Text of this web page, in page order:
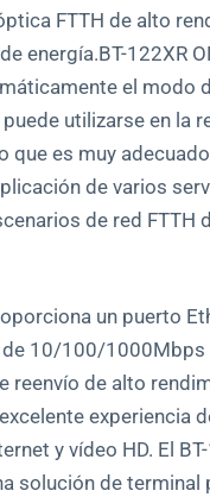
FTTH de alto
energía.BT-122XR
el modo
utilizarse en la
que es muy
de varios
de red FTTH
un puerto
10/100/1000Mbps
reenvío de alto
experiencia
y vídeo HD. El
solución de terminal